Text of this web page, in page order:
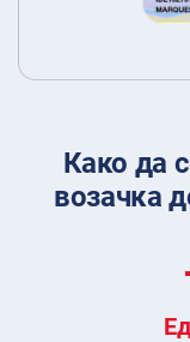
Како да
возачка